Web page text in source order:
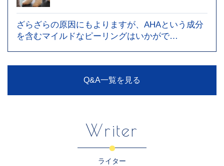
ざらざらの原因にもよりますが、AHAという成分
を含むマイルドなピーリングはいかがで…
Q&A一覧を見る
Writer
ライター